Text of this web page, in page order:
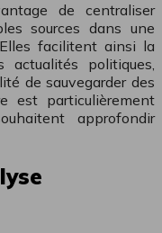
de centraliser
sources dans une
facilitent ainsi la
actualités politiques,
de sauvegarder des
est particulièrement
approfondir